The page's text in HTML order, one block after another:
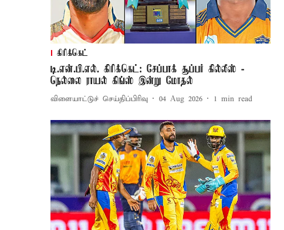
கிரிக்கெட்
டி.என்.பி.எல். கிரிக்கெட்: சேப்பாக் சூப்பர் கில்லீஸ் -
நெல்லை ராயல் கிங்ஸ் இன்று மோதல்
விளையாட்டுச் செய்திப்பிரிவு 04 Aug 2026 1 min read